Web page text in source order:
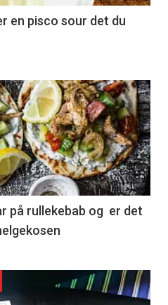
en pisco sour det du
på rullekebab og er det